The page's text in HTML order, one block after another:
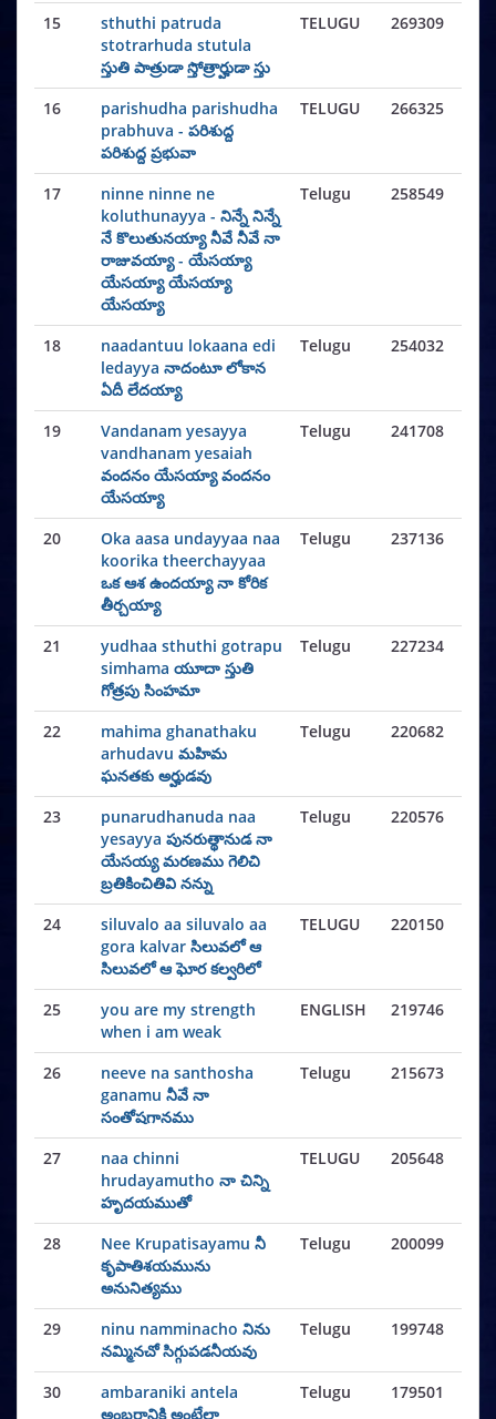
15
sthuthi patruda
stotrarhuda stutula
స్తుతి పాత్రుడా స్తోత్రార్హుడా స్తు
TELUGU 269309
16
parishudha parishudha
prabhuva - పరిశుద్ద
పరిశుద్ద ప్రభువా
TELUGU 266325
17
ninne ninne ne
koluthunayya - నిన్నే నిన్నే
నే కొలుతునయ్యా నీవే నీవే నా
రాజువయ్యా - యేసయ్యా
యేసయ్యా యేసయ్యా
యేసయ్యా
Telugu 258549
18
naadantuu lokaana edi
ledayya నాదంటూ లోకాన
ఏదీ లేదయ్యా
Telugu 254032
19
Vandanam yesayya
vandhanam yesaiah
వందనం యేసయ్యా వందనం
యేసయ్యా
Telugu 241708
20
Oka aasa undayyaa naa
koorika theerchayyaa
ఒక ఆశ ఉందయ్యా నా కోరిక
తీర్చయ్యా
Telugu 237136
21
yudhaa sthuthi gotrapu
simhama యూదా స్తుతి
గోత్రపు సింహమా
Telugu 227234
22
mahima ghanathaku
arhudavu మహిమ
ఘనతకు అర్హుడవు
Telugu 220682
23
punarudhanuda naa
yesayya పునరుత్థానుడ నా
యేసయ్య మరణము గెలిచి
బ్రతికించితివి నన్ను
Telugu 220576
24
siluvalo aa siluvalo aa
gora kalvar సిలువలో ఆ
సిలువలో ఆ ఘోర కల్వరిలో
TELUGU 220150
25
you are my strength
when i am weak
ENGLISH 219746
26
neeve na santhosha
ganamu నీవే నా
సంతోషగానము
Telugu 215673
27
naa chinni
hrudayamutho నా చిన్ని
హృదయముతో
TELUGU 205648
28
Nee Krupatisayamu నీ
కృపాతిశయమును
అనునిత్యము
Telugu 200099
29
ninu namminacho నిను
నమ్మినచో సిగ్గుపడనీయవు
Telugu 199748
30
ambaraniki antela
అంబరానికి అంటేలా
Telugu 179501